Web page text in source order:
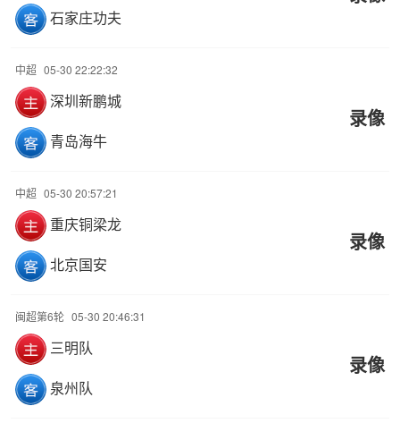
石家庄功夫
中超 05-30 22:22:32
深圳新鹏城
青岛海牛
录像
中超 05-30 20:57:21
重庆铜梁龙
北京国安
录像
闽超第6轮 05-30 20:46:31
三明队
泉州队
录像